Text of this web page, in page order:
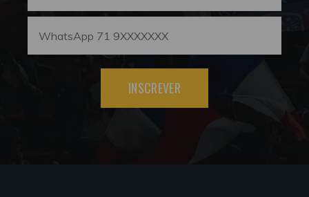
INSCREVER